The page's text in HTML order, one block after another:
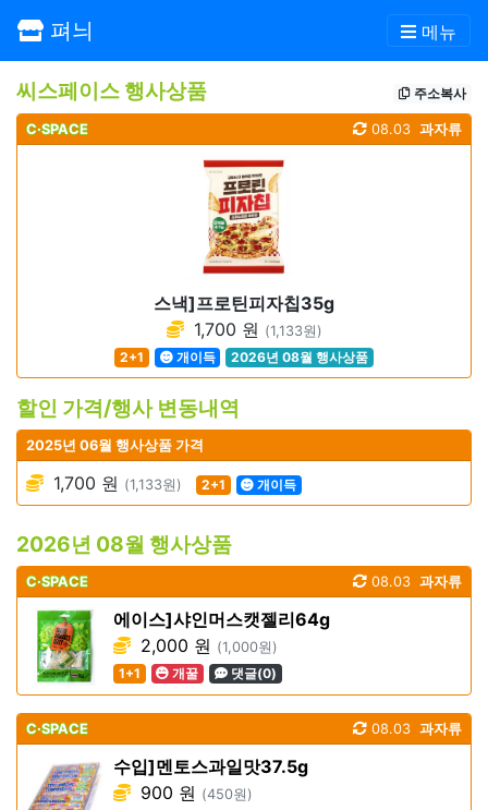
펴늬 메뉴
씨스페이스 행사상품 주소복사
C·SPACE 과자류
08.03
스낵]프로틴피자칩35g
1,700 원 (1,133원)
2+1
개이득 2026년 08월 행사상품
할인 가격/행사 변동내역
2025년 06월 행사상품 가격
1,700 원 (1,133원) 2+1 개이득
2026년 08월 행사상품
C·SPACE 과자류
08.03
에이스]샤인머스캣젤리64g
2,000 원 (1,000원)
1+1
개꿀 댓글(0)
C·SPACE 과자류
08.03
수입]멘토스과일맛37.5g
900 원 (450원)